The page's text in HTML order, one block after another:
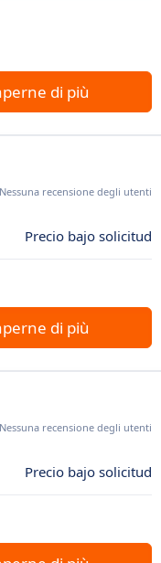
di più
Nessuna recensione degli utenti
Precio bajo solicitud
di più
Nessuna recensione degli utenti
Precio bajo solicitud